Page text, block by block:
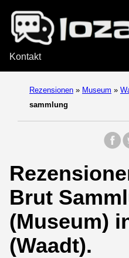
Kontakt
Rezensionen » Museum »
sammlung
Brut
(Museum)
(Waadt).